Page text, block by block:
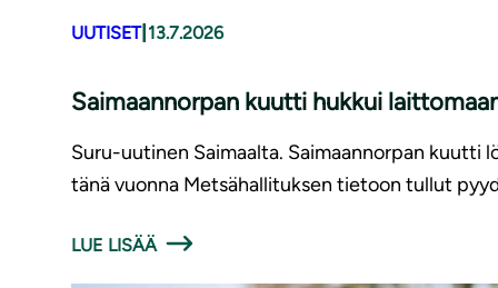
UUTISET| 13.7.2026
Saimaannorpan kuutti hukkui
Suru-uutinen Saimaalta. Saimaannorpan kuutti
tänä vuonna Metsähallituksen tietoon tullut
LUE LISÄÄ